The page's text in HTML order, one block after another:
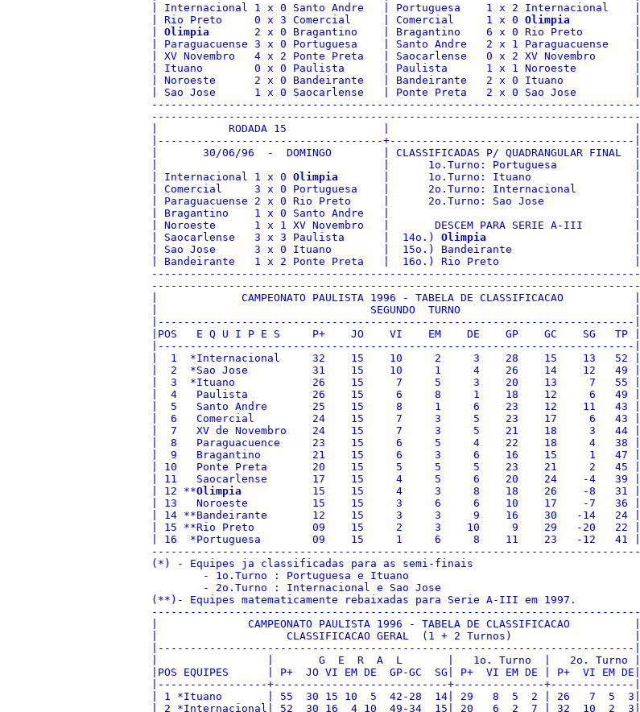
| Internacional 1 x 0 Santo Andre   | Portuguesa    1 x 2 Internacional    |
| Rio Preto     0 x 3 Comercial     | Comercial     1 x 0 Olimpia
Olimpia
       2 x 0 Bragantino    | Bragantino    6 x 0 Rio Preto        |
| Paraguacuense 3 x 0 Portuguesa    | Santo Andre   2 x 1 Paraguacuense    |
| XV Novembro   4 x 2 Ponte Preta   | Saocarlense   0 x 2 XV Novembro      |
| Ituano        0 x 0 Paulista      | Paulista      1 x 1 Noroeste         |
| Noroeste      2 x 0 Bandeirante   | Bandeirante   2 x 0 Ituano           |
| Sao Jose      1 x 0 Saocarlense   | Ponte Preta   2 x 0 Sao Jose         |
----------------------------------------------------------------------------
----------------------------------------------------------------------------
|           RODADA 15               |                                      |
|-----------------------------------+--------------------------------------|
|       30/06/96  -  DOMINGO        | CLASSIFICADAS P/ QUADRANGULAR FINAL  |
|                                   |      1o.Turno: Portuguesa            |
| Internacional 1 x 0 Olimpia
       |      1o.Turno: Ituano                |
| Comercial     3 x 0 Portuguesa    |      2o.Turno: Internacional         |
| Paraguacuense 2 x 0 Rio Preto     |      2o.Turno: Sao Jose              |
| Bragantino    1 x 0 Santo Andre   |                                      |
| Noroeste      1 x 1 XV Novembro   |       DESCEM PARA SERIE A-III        |
| Saocarlense   3 x 3 Paulista      |  14o.) Olimpia
| Sao Jose      3 x 0 Ituano        |  15o.) Bandeirante                   |
| Bandeirante   1 x 2 Ponte Preta   |  16o.) Rio Preto                     |
----------------------------------------------------------------------------
----------------------------------------------------------------------------
|             CAMPEONATO PAULISTA 1996 - TABELA DE CLASSIFICACAO           |
|                                 SEGUNDO  TURNO                           |
|--------------------------------------------------------------------------|
|POS   E Q U I P E S     P+    JO    VI    EM    DE    GP    GC    SG   TP |
|--------------------------------------------------------------------------|
|  1  *Internacional     32    15    10     2     3    28    15    13   52 |
|  2  *Sao Jose          31    15    10     1     4    26    14    12   49 |
|  3  *Ituano            26    15     7     5     3    20    13     7   55 |
|  4   Paulista          26    15     6     8     1    18    12     6   49 |
|  5   Santo Andre       25    15     8     1     6    23    12    11   43 |
|  6   Comercial         24    15     7     3     5    23    17     6   43 |
|  7   XV de Novembro    24    15     7     3     5    21    18     3   44 |
|  8   Paraguacuence     23    15     6     5     4    22    18     4   38 |
|  9   Bragantino        21    15     6     3     6    16    15     1   47 |
| 10   Ponte Preta       20    15     5     5     5    23    21     2   45 |
| 11   Saocarlense       17    15     4     5     6    20    24    -4   39 |
| 12 **Olimpia
           15    15     4     3     8    18    26    -8   31 |
| 13   Noroeste          15    15     3     6     6    10    17    -7   36 |
| 14 **Bandeirante       12    15     3     3     9    16    30   -14   24 |
| 15 **Rio Preto         09    15     2     3    10     9    29   -20   22 |
| 16  *Portuguesa        09    15     1     6     8    11    23   -12   41 |
----------------------------------------------------------------------------
(*) - Equipes ja classificadas para as semi-finais
        - 1o.Turno : Portuguesa e Ituano
        - 2o.Turno : Internacional e Sao Jose
(**)- Equipes matematicamente rebaixadas para Serie A-III em 1997.
----------------------------------------------------------------------------
|              CAMPEONATO PAULISTA 1996 - TABELA DE CLASSIFICACAO          |
|                    CLASSIFICACAO GERAL  (1 + 2 Turnos)                   |
|--------------------------------------------------------------------------|
|                 |       G  E  R  A  L       |   1o. Turno  |   2o. Turno |
|POS EQUIPES      | P+  JO VI EM DE  GP-GC  SG| P+  VI EM DE | P+  VI EM DE|
|-----------------+---------------------------+--------------+-------------|
| 1 *Ituano       | 55  30 15 10  5  42-28  14| 29   8  5  2 | 26   7  5  3|
| 2 *Internacional| 52  30 16  4 10  49-34  15| 20   6  2  7 | 32  10  2  3|